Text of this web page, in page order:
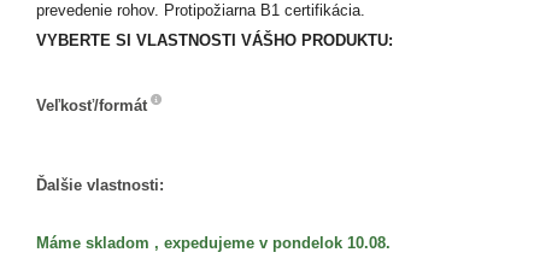
prevedenie rohov. Protipožiarna B1 certifikácia.
VYBERTE SI VLASTNOSTI VÁŠHO PRODUKTU:
Veľkosť/formát
Ďalšie vlastnosti:
Máme skladom , expedujeme v pondelok 10.08.